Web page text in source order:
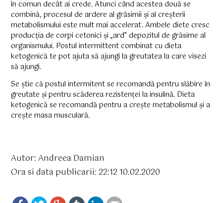
în comun decât ai crede. Atunci când acestea două se
combină, procesul de ardere al grăsimii și al creșterii
metabolismului este mult mai accelerat. Ambele diete cresc
producția de corpi cetonici și „ard” depozitul de grăsime al
organismului. Postul intermittent combinat cu dieta
ketogenică te pot ajuta să ajungi la greutatea la care visezi
să ajungi.
Se știe că postul intermitent se recomandă pentru slăbire în
greutate și pentru scăderea rezistenței la insulină. Dieta
ketogenică se recomandă pentru a crește metabolismul și a
crește masa musculară.
Autor: Andreea Damian
Ora si data publicarii: 22:12 10.02.2020